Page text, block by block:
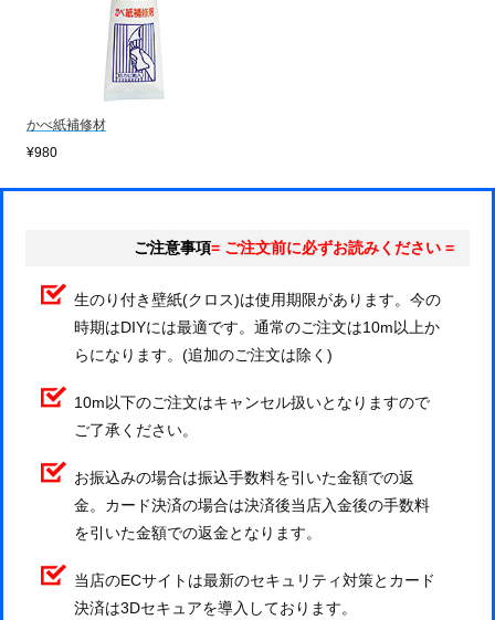
かべ紙補修材
¥980
ご注意事項= ご注文前に必ずお読みください =
生のり付き壁紙(クロス)は使用期限があります。今の
時期はDIYには最適です。通常のご注文は10m以上か
らになります。(追加のご注文は除く)
10m以下のご注文はキャンセル扱いとなりますので
ご了承ください。
お振込みの場合は振込手数料を引いた金額での返
金。カード決済の場合は決済後当店入金後の手数料
を引いた金額での返金となります。
当店のECサイトは最新のセキュリティ対策とカード
決済は3Dセキュアを導入しております。